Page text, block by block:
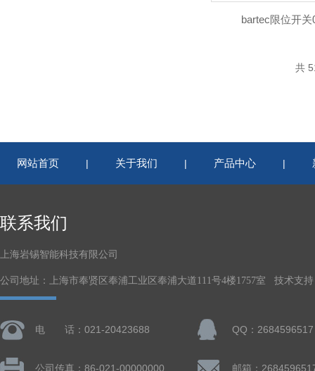
bartec限位开关
共
网站首页 | 关于我们 | 产品中心 |
联系我们
上海岩锡智能科技有限公司
公司地址：上海市奉贤区奉浦工业区奉浦大道111号4楼1757室 技术支
电 话：021-20423688 QQ：2684596517
公司传真：86-021-00000000 邮箱：